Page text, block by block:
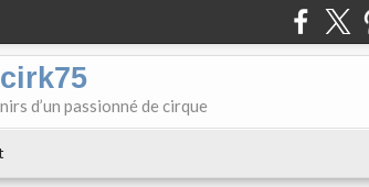
d’un passionné de cirque